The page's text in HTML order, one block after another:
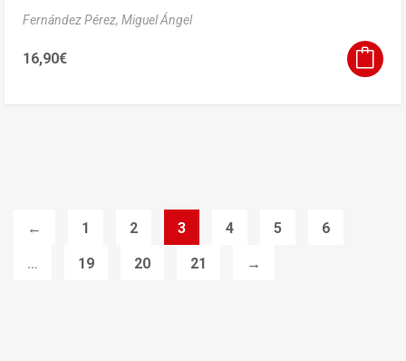
Fernández Pérez, Miguel Ángel
16,90€
← 1 2 3 4 5 6
… 19 20 21 →